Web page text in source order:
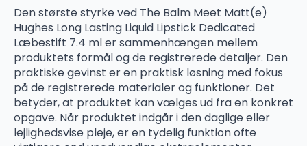
Den største styrke ved The Balm Meet Matt(e)
Hughes Long Lasting Liquid Lipstick Dedicated
Læbestift 7.4 ml er sammenhængen mellem
produktets formål og de registrerede detaljer. Den
praktiske gevinst er en praktisk løsning med fokus
på de registrerede materialer og funktioner. Det
betyder, at produktet kan vælges ud fra en konkret
opgave. Når produktet indgår i den daglige eller
lejlighedsvise pleje, er en tydelig funktion ofte